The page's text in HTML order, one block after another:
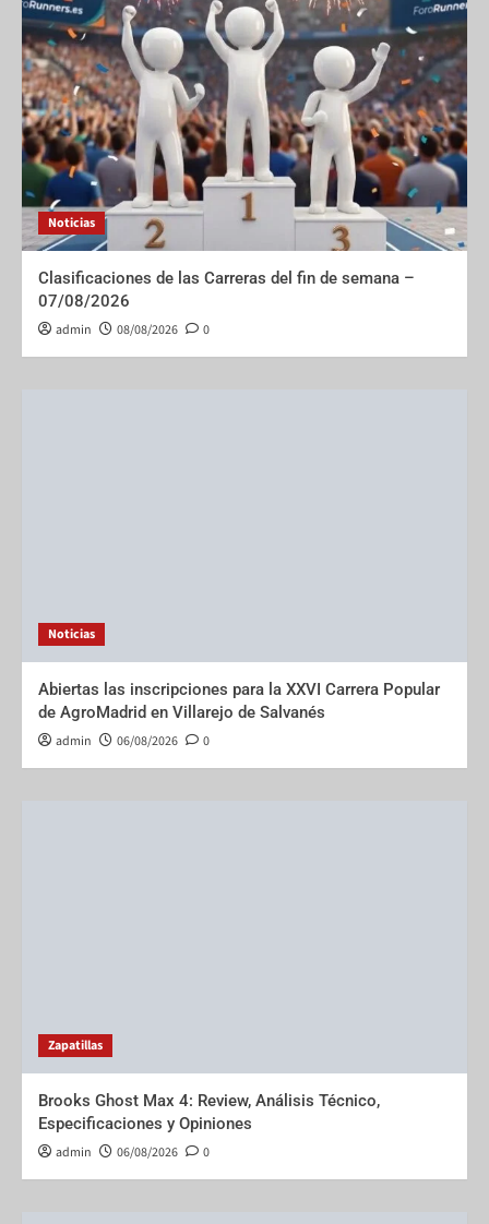
Noticias
Clasificaciones de las Carreras del fin de semana –
07/08/2026
admin 08/08/2026 0
Noticias
Abiertas las inscripciones para la XXVI Carrera Popular
de AgroMadrid en Villarejo de Salvanés
admin 06/08/2026 0
Zapatillas
Brooks Ghost Max 4: Review, Análisis Técnico,
Especificaciones y Opiniones
admin 06/08/2026 0